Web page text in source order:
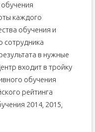
каждого
обучения и
сотрудника
в нужные
входит в тройку
обучения
рейтинга
2014, 2015,